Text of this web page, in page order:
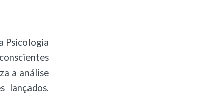
Psicologia
a análise
lançados.